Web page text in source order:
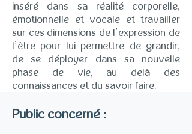
inséré dans sa réalité corporelle,
émotionnelle et vocale et travailler
sur ces dimensions de l’expression de
l’être pour lui permettre de grandir,
de se déployer dans sa nouvelle
phase de vie, au delà des
connaissances et du savoir faire.
Public concerné :